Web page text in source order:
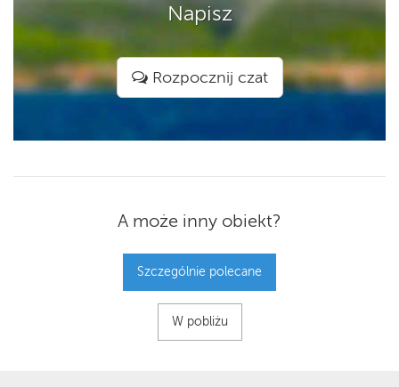
Napisz
Rozpocznij czat
A może inny obiekt?
Szczególnie polecane
W pobliżu